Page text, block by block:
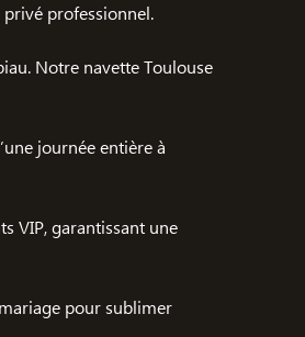
privé professionnel.
Notre navette Toulouse
journée entière à
VIP, garantissant une
pour sublimer